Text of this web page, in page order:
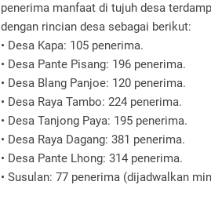
penerima manfaat di tujuh desa
dengan rincian desa sebagai berikut:
• Desa Kapa: 105 penerima.
• Desa Pante Pisang: 196 penerima.
• Desa Blang Panjoe: 120 penerima.
• Desa Raya Tambo: 224 penerima.
• Desa Tanjong Paya: 195 penerima.
• Desa Raya Dagang: 381 penerima.
• Desa Pante Lhong: 314 penerima.
• Susulan: 77 penerima (dijadwalkan